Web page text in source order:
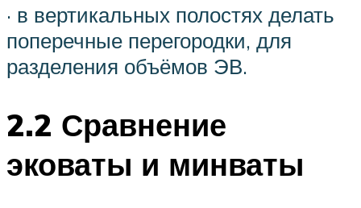
· в вертикальных полостях делать
поперечные перегородки, для
разделения объёмов ЭВ.
2.2 Сравнение
эковаты и минваты